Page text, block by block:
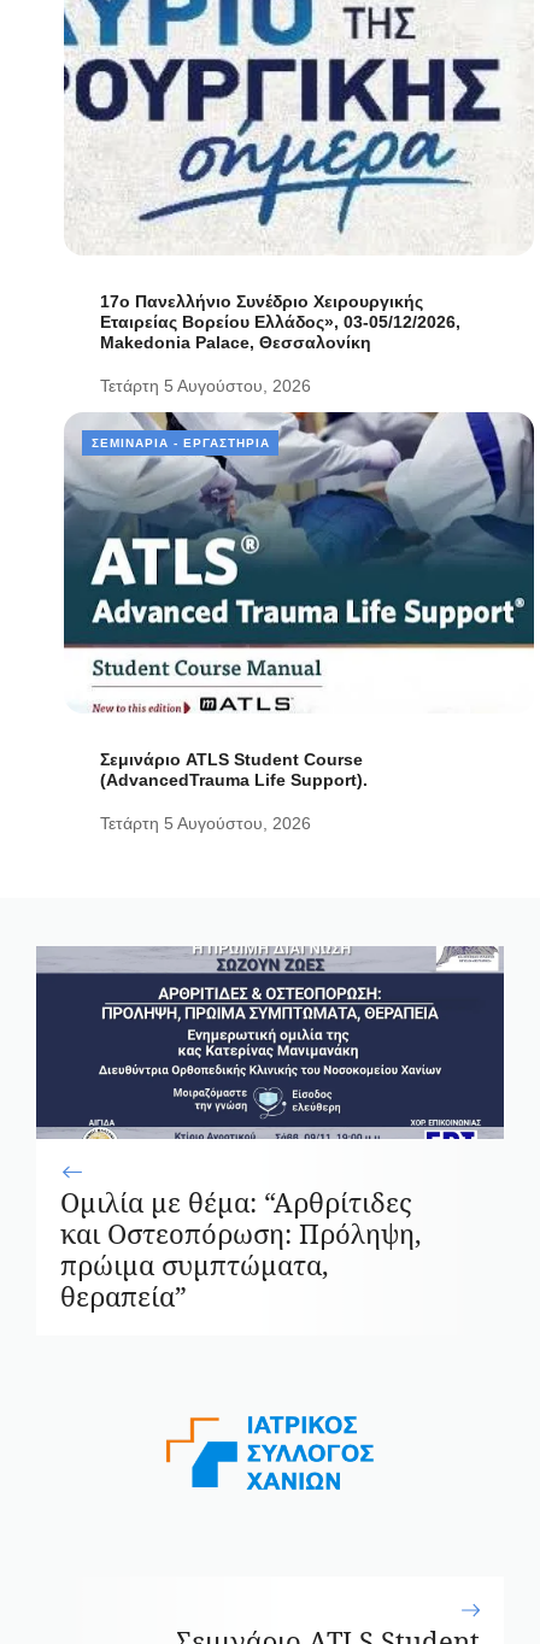
17ο Πανελλήνιο Συνέδριο Χειρουργικής
Εταιρείας Βορείου Ελλάδος», 03-05/12/2026,
Makedonia Palace, Θεσσαλονίκη
Τετάρτη 5 Αυγούστου, 2026
ΣΕΜΙΝΆΡΙΑ - ΕΡΓΑΣΤΉΡΙΑ
Σεμινάριο ATLS Student Course
(AdvancedTrauma Life Support).
Τετάρτη 5 Αυγούστου, 2026
Ομιλία με θέμα: “Αρθρίτιδες
και Οστεοπόρωση: Πρόληψη,
πρώιμα συμπτώματα,
θεραπεία”